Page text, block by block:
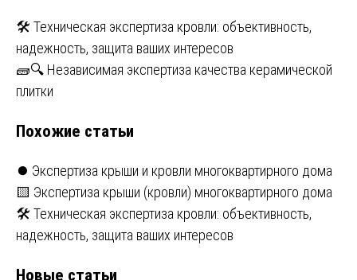
Навигация
по
записям
🛠️ Техническая экспертиза кровли: объективность,
надежность, защита ваших интересов
🧱🔍 Независимая экспертиза качества керамической
плитки
Похожие статьи
⏺️ Экспертиза крыши и кровли многоквартирного дома
🟨 Экспертиза крыши (кровли) многоквартирного дома
🛠️ Техническая экспертиза кровли: объективность,
надежность, защита ваших интересов
Новые статьи